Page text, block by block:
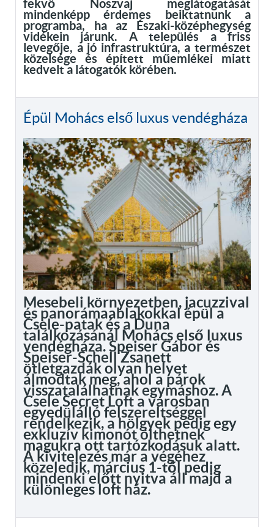
fekvő Noszvaj meglátogatását
mindenképp érdemes beiktatnunk a
programba, ha az Északi-középhegység
vidékein járunk. A település a friss
levegője, a jó infrastruktúra, a természet
közelsége és épített műemlékei miatt
kedvelt a látogatók körében.
Épül Mohács első luxus vendégháza
Mesebeli környezetben, jacuzzival
és panorámaablakokkal épül a
Csele-patak és a Duna
találkozásánál Mohács első luxus
vendégháza. Speiser Gábor és
Speiser-Schell Zsanett
ötletgazdák olyan helyet
álmodtak meg, ahol a párok
visszatalálhatnak egymáshoz. A
Csele Secret Loft a városban
egyedülálló felszereltséggel
rendelkezik, a hölgyek pedig egy
exkluzív kimonót ölthetnek
magukra ott tartózkodásuk alatt.
A kivitelezés már a végéhez
közeledik, március 1-től pedig
mindenki előtt nyitva áll majd a
különleges loft ház.